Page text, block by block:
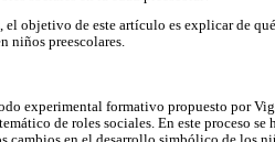
objetivo de este artículo es explicar de
niños preescolares.
experimental formativo propuesto por
de roles sociales. En este proceso